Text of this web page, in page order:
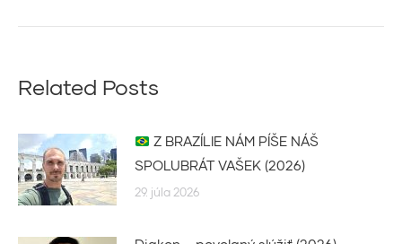
Related Posts
Z BRAZÍLIE NÁM PÍŠE NÁŠ
SPOLUBRÁT VAŠEK (2026)
29. júla 2026